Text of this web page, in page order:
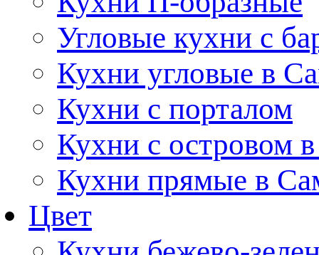
Угловые кухни с
Кухни угловые в
Кухни с порталом
Кухни с островом
Кухни прямые в
Цвет